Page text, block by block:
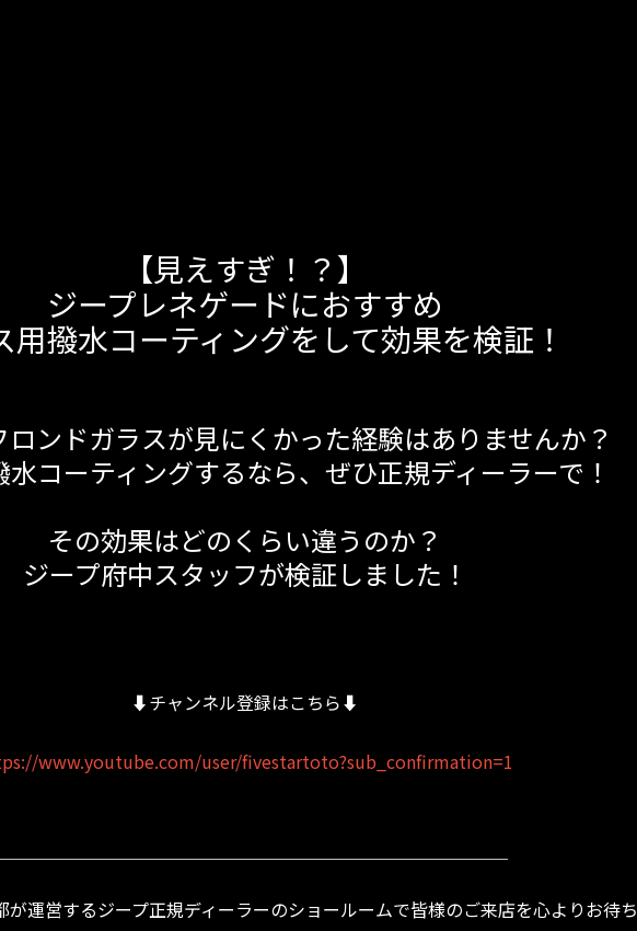
【見えすぎ！？】
ジープレネゲードにおすすめ
用撥水コーティングをして効果を検証！
ンドガラスが見にくかった経験はありませんか？
水コーティングするなら、ぜひ正規ディーラーで！
その効果はどのくらい違うのか？
ジープ府中スタッフが検証しました！
⬇︎チャンネル登録はこちら⬇︎
www.youtube.com/user/fivestartoto?sub_confirmation=1
が運営するジープ正規ディーラーのショールームで皆様のご来店を心よりお待ち